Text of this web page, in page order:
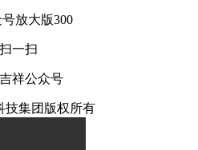
扫一扫
祥公众号
技集团版权所有